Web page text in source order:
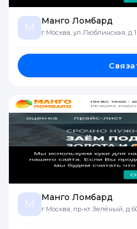
М
Манго Ломбард
г Москва, ул Люблинская, д 1
М
Манго Ломбард
г Москва, пр-кт Зелёный, д